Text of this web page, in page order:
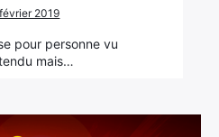
2019
pour personne vu
mais…